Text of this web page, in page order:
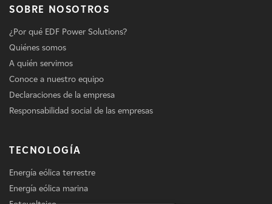
SOBRE NOSOTROS
¿Por qué EDF Power Solutions?
Quiénes somos
A quién servimos
Conoce a nuestro equipo
Declaraciones de la empresa
Responsabilidad social de las empresas
TECNOLOGÍA
Energía eólica terrestre
Energía eólica marina